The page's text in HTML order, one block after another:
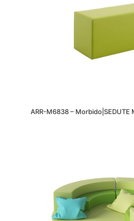
ARR-M6838 – Morbido|SEDUTE